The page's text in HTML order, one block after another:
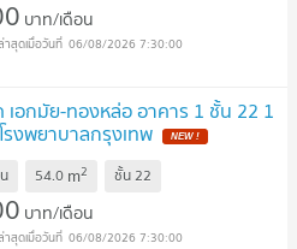
บาท/เดือน
06/08/2026 7:30:00
เอกมัย-ทองหล่อ อาคาร 1 ชั้น 22 1
งพยาบาลกรุงเทพ
54.0 m2 ชั้น22
บาท/เดือน
06/08/2026 7:30:00